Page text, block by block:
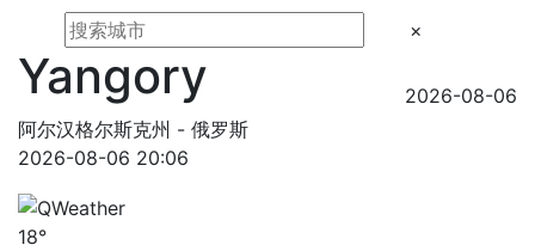
×
Yangory
阿尔汉格尔斯克州 - 俄罗斯
2026-08-06
2026-08-06 20:06
18°